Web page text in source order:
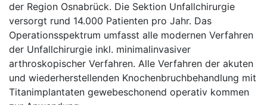
der Region Osnabrück. Die Sektion Unfallchirurgie
versorgt rund 14.000 Patienten pro Jahr. Das
Operationsspektrum umfasst alle modernen Verfahren
der Unfallchirurgie inkl. minimalinvasiver
arthroskopischer Verfahren. Alle Verfahren der akuten
und wiederherstellenden Knochenbruchbehandlung mit
Titanimplantaten gewebeschonend operativ kommen